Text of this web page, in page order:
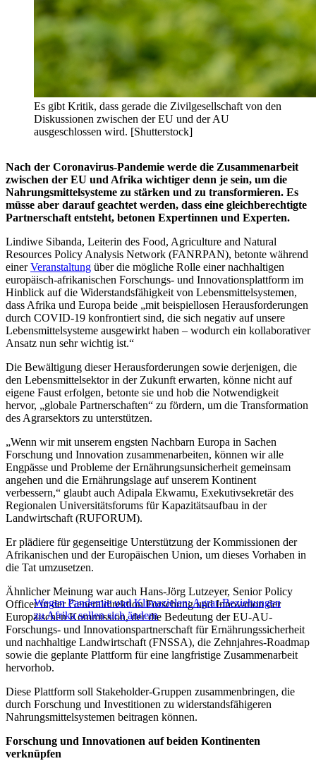
Es gibt Kritik, dass gerade die Zivilgesellschaft von den
Diskussionen zwischen der EU und der AU
ausgeschlossen wird. [Shutterstock]
Nach der Coronavirus-Pandemie werde die Zusammenarbeit
zwischen der EU und Afrika wichtiger denn je sein, um die
Nahrungsmittelsysteme zu stärken und zu transformieren. Es
müsse aber darauf geachtet werden, dass eine gleichberechtigte
Partnerschaft entsteht, betonen Expertinnen und Experten.
Lindiwe Sibanda, Leiterin des Food, Agriculture and Natural
Resources Policy Analysis Network (FANRPAN), betonte während
einerVeranstaltung über die mögliche Rolle einer nachhaltigen
europäisch-afrikanischen Forschungs- und Innovationsplattform im
Hinblick auf die Widerstandsfähigkeit von Lebensmittelsystemen,
dass Afrika und Europa beide „mit beispiellosen Herausforderungen
durch COVID-19 konfrontiert sind, die sich negativ auf unsere
Lebensmittelsysteme ausgewirkt haben – wodurch ein kollaborativer
Ansatz nun sehr wichtig ist.“
Die Bewältigung dieser Herausforderungen sowie derjenigen, die
den Lebensmittelsektor in der Zukunft erwarten, könne nicht auf
eigene Faust erfolgen, betonte sie und hob die Notwendigkeit
hervor, „globale Partnerschaften“ zu fördern, um die Transformation
des Agrarsektors zu unterstützen.
„Wenn wir mit unserem engsten Nachbarn Europa in Sachen
Forschung und Innovation zusammenarbeiten, können wir alle
Engpässe und Probleme der Ernährungsunsicherheit gemeinsam
angehen und die Ernährungslage auf unserem Kontinent
verbessern,“ glaubt auch Adipala Ekwamu, Exekutivsekretär des
Regionalen Universitätsforums für Kapazitätsaufbau in der
Landwirtschaft (RUFORUM).
Er plädiere für gegenseitige Unterstützung der Kommissionen der
Afrikanischen und der Europäischen Union, um dieses Vorhaben in
die Tat umzusetzen.
Wegen Pandemie und Klimazielen: Agrar-Beziehungen
zu Afrika sollen sich ändern
Ähnlicher Meinung war auch Hans-Jörg Lutzeyer, Senior Policy
Officer in der Generaldirektion Forschung und Innovation der
Europäischen Kommission, der die Bedeutung der EU-AU-
Forschungs- und Innovationspartnerschaft für Ernährungssicherheit
und nachhaltige Landwirtschaft (FNSSA), die Zehnjahres-Roadmap
sowie die geplante Plattform für eine langfristige Zusammenarbeit
hervorhob.
Diese Plattform soll Stakeholder-Gruppen zusammenbringen, die
durch Forschung und Investitionen zu widerstandsfähigeren
Nahrungsmittelsystemen beitragen können.
Forschung und Innovationen auf beiden Kontinenten
verknüpfen